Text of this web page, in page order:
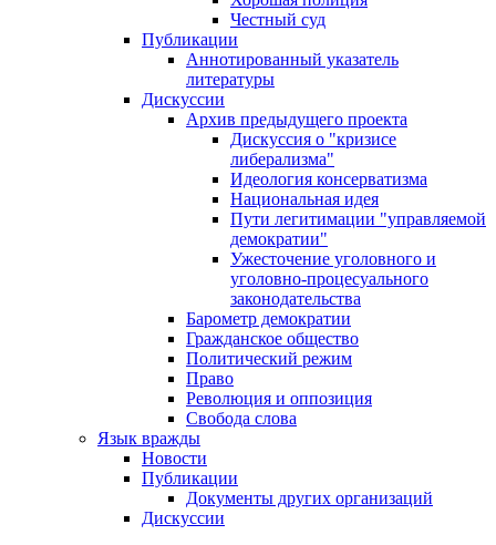
Честный суд
Публикации
Аннотированный указатель
литературы
Дискуссии
Архив предыдущего проекта
Дискуссия о "кризисе
либерализма"
Идеология консерватизма
Национальная идея
Пути легитимации "управляемой
демократии"
Ужесточение уголовного и
уголовно-процесуального
законодательства
Барометр демократии
Гражданское общество
Политический режим
Право
Революция и оппозиция
Свобода слова
Язык вражды
Новости
Публикации
Документы других организаций
Дискуссии